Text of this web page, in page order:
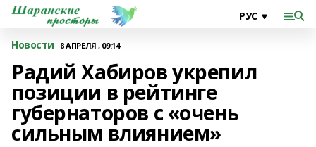
Новости 8 АПРЕЛЯ , 09:14
Радий Хабиров укрепил
позиции в рейтинге
губернаторов с «очень
сильным влиянием»